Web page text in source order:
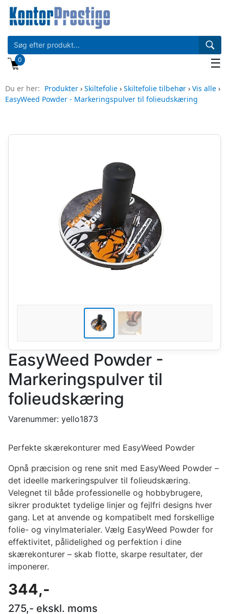
0 ☰
Du er her: Produkter › Skiltefolie › Skiltefolie tilbehør › Vis alle ›
EasyWeed Powder - Markeringspulver til folieudskæring
EasyWeed Powder -
Markeringspulver til
folieudskæring
Varenummer: yello1873
Perfekte skærekonturer med EasyWeed Powder
Opnå præcision og rene snit med EasyWeed Powder –
det ideelle markeringspulver til folieudskæring.
Velegnet til både professionelle og hobbybrugere,
sikrer produktet tydelige linjer og fejlfri designs hver
gang. Let at anvende og kompatibelt med forskellige
folie- og vinylmaterialer. Vælg EasyWeed Powder for
effektivitet, pålidelighed og perfektion i dine
skærekonturer – skab flotte, skarpe resultater, der
imponerer.
344,-
275,- ekskl. moms